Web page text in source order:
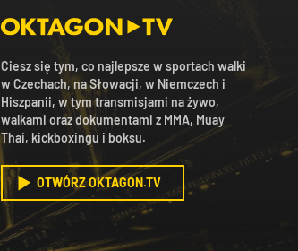
Ciesz się tym, co najlepsze w sportach walki
w Czechach, na Słowacji, w Niemczech i
Hiszpanii, w tym transmisjami na żywo,
walkami oraz dokumentami z MMA, Muay
Thai, kickboxingu i boksu.
OTWÓRZ OKTAGON.TV